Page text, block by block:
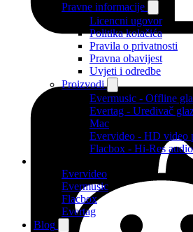
Pravne informacije
Licencni ugovor
Politika kolačića
Pravila o privatnosti
Pravna obavijest
Uvjeti i odredbe
Proizvodi
Evermusic - Offline
Evertag - Uređivač
Mac
Evervideo - HD video
Flacbox - Hi-Res
Evervideo
Evermusic
Flacbox
Evertag
Blog